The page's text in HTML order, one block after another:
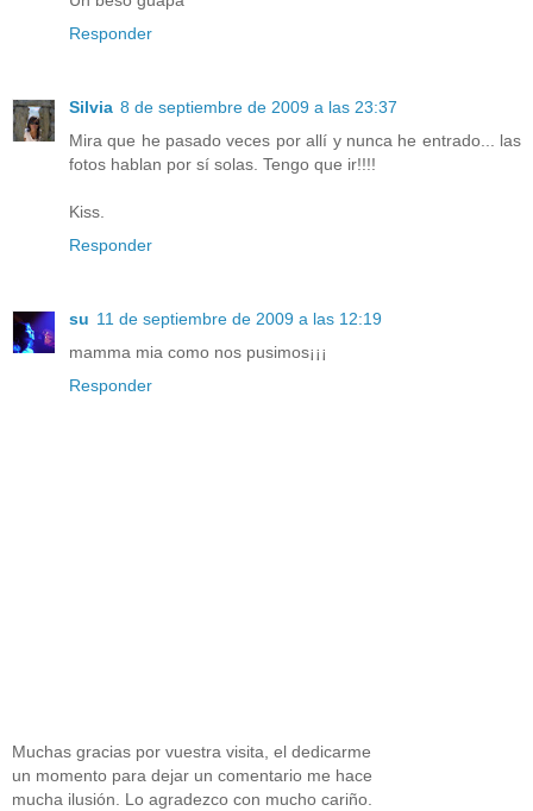
Responder
Silvia 8 de septiembre de 2009 a las 23:37
Mira que he pasado veces por allí y nunca he entrado... las
fotos hablan por sí solas. Tengo que ir!!!!
Kiss.
Responder
su 11 de septiembre de 2009 a las 12:19
mamma mia como nos pusimos¡¡¡
Responder
Muchas gracias por vuestra visita, el dedicarme
un momento para dejar un comentario me hace
mucha ilusión. Lo agradezco con mucho cariño.